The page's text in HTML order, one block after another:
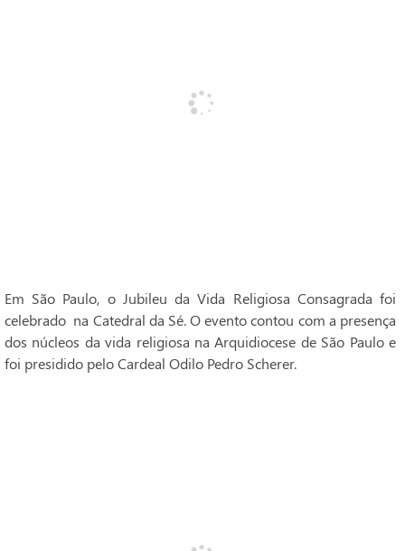
Em São Paulo, o Jubileu da Vida Religiosa Consagrada foi
celebrado na Catedral da Sé. O evento contou com a presença
dos núcleos da vida religiosa na Arquidiocese de São Paulo e
foi presidido pelo Cardeal Odilo Pedro Scherer.